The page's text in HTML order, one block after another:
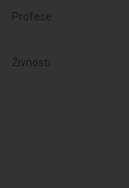
Profese:
Živnosti: